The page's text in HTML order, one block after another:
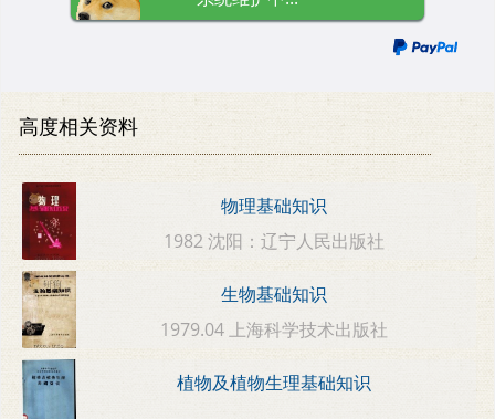
高度相关资料
物理基础知识
1982 沈阳：辽宁人民出版社
生物基础知识
1979.04 上海科学技术出版社
植物及植物生理基础知识